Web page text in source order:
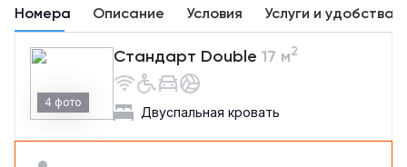
Номера Описание Условия Услуги и удобства
4 фото
Стандарт Double 17 м2
Двуспальная кровать